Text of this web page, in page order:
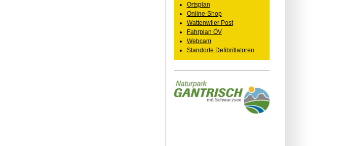
Ortsplan
Online-Shop
Wattenwiler Post
Fahrplan ÖV
Webcam
Standorte Defibrillatoren